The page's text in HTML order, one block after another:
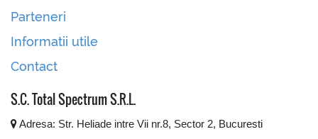
Parteneri
Informatii utile
Contact
S.C. Total Spectrum S.R.L.
Adresa: Str. Heliade intre Vii nr.8, Sector 2, Bucuresti